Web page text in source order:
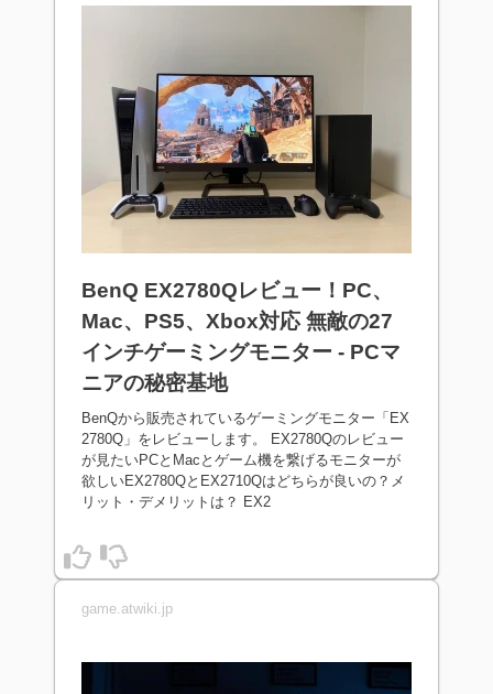
BenQ EX2780Qレビュー！PC、
Mac、PS5、Xbox対応 無敵の27
インチゲーミングモニター - PCマ
ニアの秘密基地
BenQから販売されているゲーミングモニター「EX
2780Q」をレビューします。 EX2780Qのレビュー
が見たいPCとMacとゲーム機を繋げるモニターが
欲しいEX2780QとEX2710Qはどちらが良いの？メ
リット・デメリットは？ EX2
game.atwiki.jp